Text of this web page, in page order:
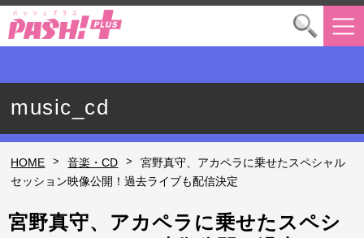
music_cd
HOME > 音楽・CD >
宮野真守、アカペラに乗せたスペシャル
セッション映像公開！過去ライブも配信決定
宮野真守、アカペラに乗せたスペシ